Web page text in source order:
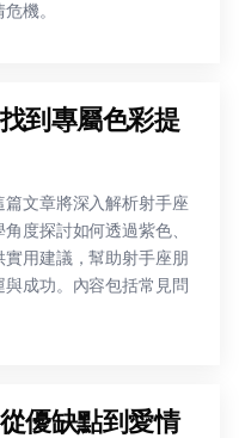
機。
到專屬色彩提
文章將深入解析射手座
度探討如何透過紫色、
用建議，幫助射手座朋
成功。內容包括常見問
優缺點到愛情